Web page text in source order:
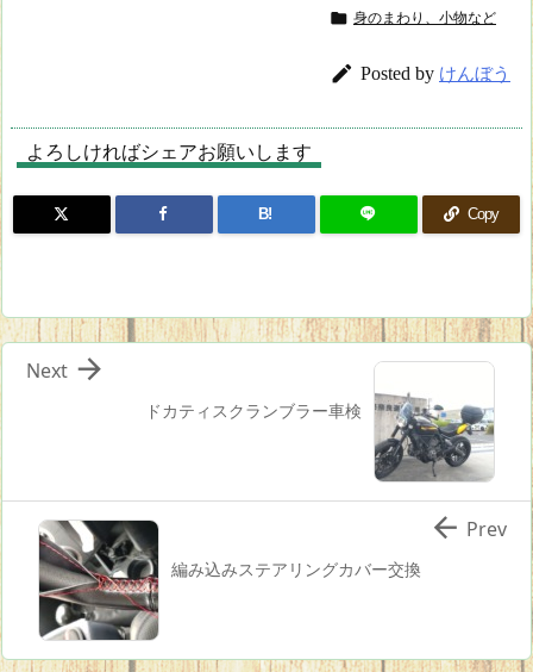
 身のまわり、小物など
 Posted by けんぼう
よろしければシェアお願いします
B! Copy
ドカティスクランブラー車検

Next
編み込みステアリングカバー交換
 Prev